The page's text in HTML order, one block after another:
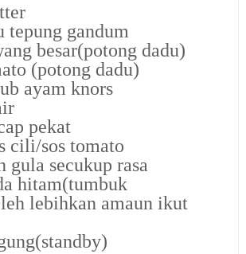
tepung gandum
besar(potong dadu)
(potong dadu)
ayam knors
pekat
cili/sos tomato
gula secukup rasa
hitam(tumbuk
lebihkan amaun ikut